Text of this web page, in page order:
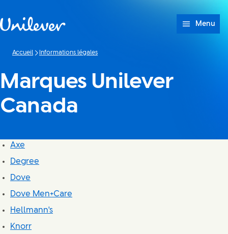
Menu
Accueil Informations légales
Marques Unilever
Canada
Axe
Degree
Dove
Dove Men+Care
Hellmann's
Knorr